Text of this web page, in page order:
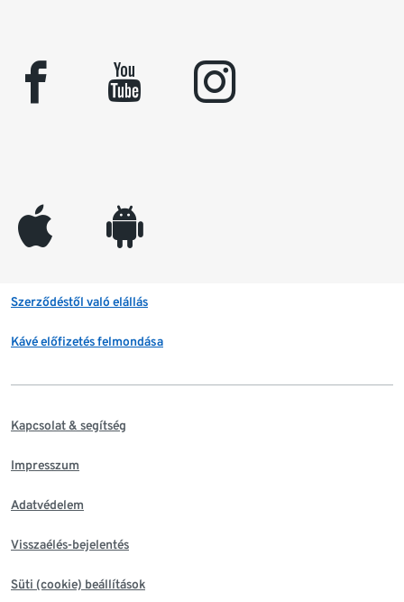
facebook youtube instagram
appleinc android
Szerződéstől való elállás
Kávé előfizetés felmondása
Kapcsolat & segítség
Impresszum
Adatvédelem
Visszaélés-bejelentés
Süti (cookie) beállítások